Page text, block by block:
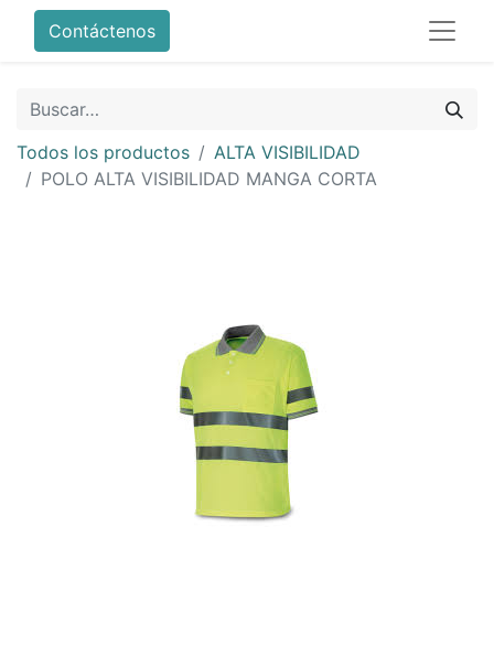
Contáctenos
Todos los productos
ALTA VISIBILIDAD
POLO ALTA VISIBILIDAD MANGA CORTA